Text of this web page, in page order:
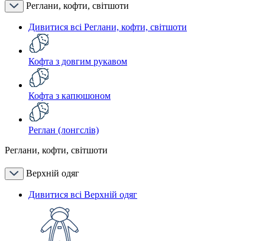
Реглани, кофти, світшоти
Дивитися всі Реглани, кофти, світшоти
Кофта з довгим рукавом
Кофта з капюшоном
Реглан (лонгслів)
Реглани, кофти, світшоти
Верхній одяг
Дивитися всі Верхній одяг